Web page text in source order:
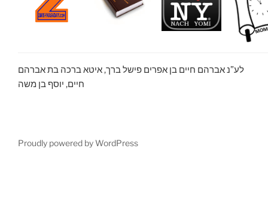
לע”נ אברהם חיים בן אפרים פישל ברך, איטא ברכה בת אברהם
חיים, יוסף בן משה
Proudly powered by WordPress